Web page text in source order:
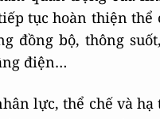
tục hoàn thiện thể
đồng bộ, thông
điện…
lực, thể chế và hạ